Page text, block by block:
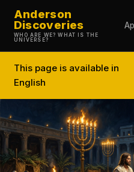
Anderson
Discoveries
WHO ARE WE? WHAT IS THE
UNIVERSE?
This page is available in
English